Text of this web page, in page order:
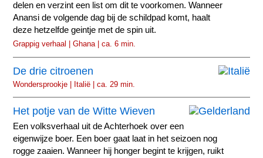
delen en verzint een list om dit te voorkomen. Wanneer
Anansi de volgende dag bij de schildpad komt, haalt
deze hetzelfde geintje met de spin uit.
Grappig verhaal | Ghana | ca. 6 min.
De drie citroenen
Wondersprookje | Italië | ca. 29 min.
Het potje van de Witte Wieven
Een volksverhaal uit de Achterhoek over een
eigenwijze boer. Een boer gaat laat in het seizoen nog
rogge zaaien. Wanneer hij honger begint te krijgen, ruikt